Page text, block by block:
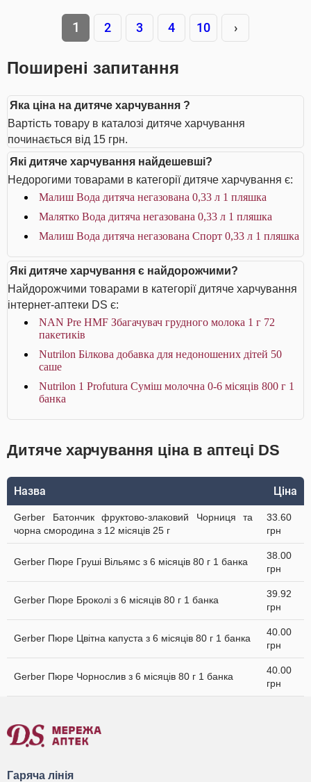
1 2 3 4 10 ›
Поширені запитання
Яка ціна на дитяче харчування ?
Вартість товару в каталозі дитяче харчування
починається від 15 грн.
Які дитяче харчування найдешевші?
Недорогими товарами в категорії дитяче харчування є:
Малиш Вода дитяча негазована 0,33 л 1 пляшка
Малятко Вода дитяча негазована 0,33 л 1 пляшка
Малиш Вода дитяча негазована Спорт 0,33 л 1 пляшка
Які дитяче харчування є найдорожчими?
Найдорожчими товарами в категорії дитяче харчування
інтернет-аптеки DS є:
NAN Pre HMF Збагачувач грудного молока 1 г 72
пакетиків
Nutrilon Білкова добавка для недоношених дітей 50
саше
Nutrilon 1 Profutura Суміш молочна 0-6 місяців 800 г 1
банка
Дитяче харчування ціна в аптеці DS
Назва Ціна
Gerber Батончик фруктово-злаковий Чорниця та
чорна смородина з 12 місяців 25 г
33.60
грн
Gerber Пюре Груші Вільямс з 6 місяців 80 г 1 банка
38.00
грн
Gerber Пюре Броколі з 6 місяців 80 г 1 банка
39.92
грн
Gerber Пюре Цвітна капуста з 6 місяців 80 г 1 банка
40.00
грн
Gerber Пюре Чорнослив з 6 місяців 80 г 1 банка
40.00
грн
Гаряча лінія